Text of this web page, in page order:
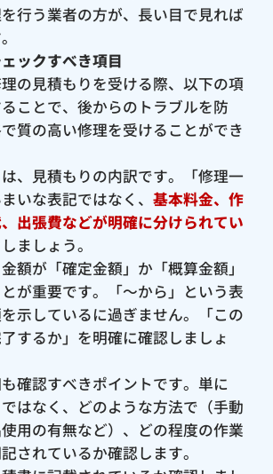
行う業者の方が、長い目で見れば
ックすべき項目
の見積もりを受ける際、以下の項
ことで、後からのトラブルを防
質の高い修理を受けることができ
、見積もりの内訳です。「修理一
いな表記ではなく、 基本料金、作
出張費などが明確に分けられてい
ましょう。
額が「確定金額」か「概算金額」
が重要です。「〜から」という表
示しているに過ぎません。「この
するか」を明確に確認しましょ
確認すべきポイントです。単に
ではなく、どのような方法で（手動
用の有無など）、どの程度の作業
されているか確認します。